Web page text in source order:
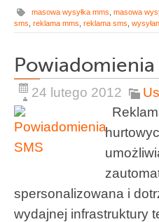
masowa wysyłka mms masowa
sms reklama mms reklama sms
Powiadomienia
24 lutego 2012
spersonalizowana i
wydajnej infrastruktury